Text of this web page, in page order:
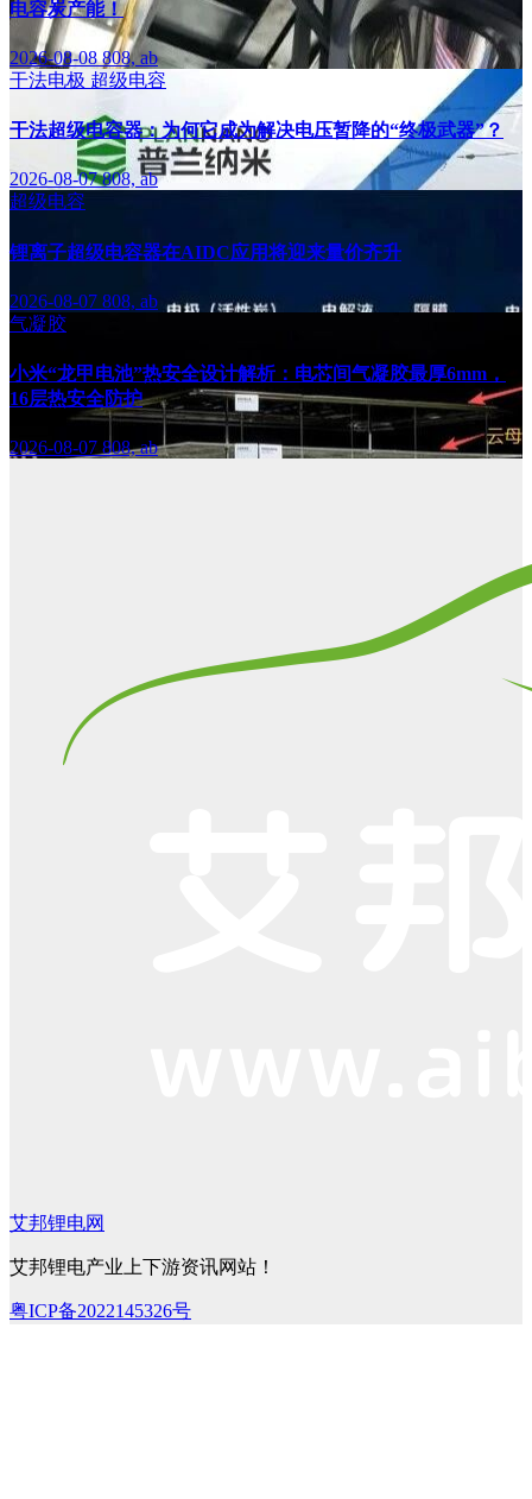
电容炭产能！
2026-08-08808, ab
干法电极 超级电容
干法超级电容器：为何它成为解决电压暂降的“终极武器”？
2026-08-07808, ab
超级电容
锂离子超级电容器在AIDC应用将迎来量价齐升
2026-08-07 808, ab
气凝胶
小米“龙甲电池”热安全设计解析：电芯间气凝胶最厚6mm，
16层热安全防护
2026-08-07 808, ab
艾邦锂电网
艾邦锂电产业上下游资讯网站！
粤ICP备2022145326号